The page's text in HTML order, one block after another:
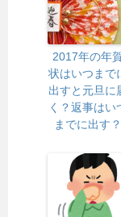
2017年の年
状はいつまで
出すと元旦に
く？返事はい
までに出す？